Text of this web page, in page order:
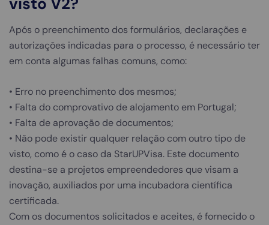
Após o preenchimento dos formulários, declarações e
autorizações indicadas para o processo, é necessário ter
em conta algumas falhas comuns, como:
• Erro no preenchimento dos mesmos;
• Falta do comprovativo de alojamento em Portugal;
• Falta de aprovação de documentos;
• Não pode existir qualquer relação com outro tipo de
visto, como é o caso da StarUPVisa. Este documento
destina-se a projetos empreendedores que visam a
inovação, auxiliados por uma incubadora científica
certificada.
Com os documentos solicitados e aceites, é fornecido o